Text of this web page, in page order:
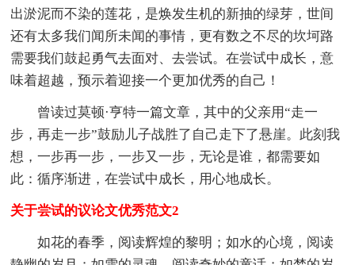
出淤泥而不染的莲花，是焕发生机的新抽的绿芽，世间
还有太多我们闻所未闻的事情，更有数之不尽的坎坷路
需要我们鼓起勇气去面对、去尝试。在尝试中成长，意
味着超越，预示着迎接一个更加优秀的自己！
曾读过莫顿·亨特一篇文章，其中的父亲用“走一
步，再走一步”鼓励儿子战胜了自己走下了悬崖。此刻我
想，一步再一步，一步又一步，无论是谁，都需要如
此：循序渐进，在尝试中成长，用心地成长。
关于尝试的议论文优秀范文2
如花的春季，阅读辉煌的黎明；如水的心境，阅读